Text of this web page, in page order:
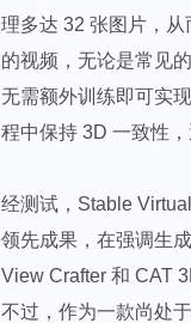
理多达 32 张图片，
的视频，无论是常见
无需额外训练即可实
程中保持 3D 一致性
经测试，Stable
领先成果，在强调生
View Crafter 和 CAT
不过，作为一款尚处